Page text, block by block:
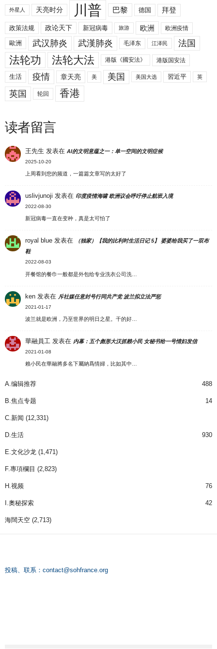
外星人 天亮时分 川普 巴黎 德国 拜登
政策法规 政论天下 新冠病毒 旅游 欧洲 欧洲疫情
歐洲 武汉肺炎 武漢肺炎 毛泽东 江泽民 法国
法轮功 法轮大法 港版《國安法》 港版国安法
生活 疫情 章天亮 美 美国 美国大选 習近平 英
英国 轮回 香港
读者留言
王先生 发表在AI的文明意蕴之一：单一空间的文明症候
2025-10-20
上周看到您的频道，一篇篇文章写的太好了
uslivjunoji 发表在 印度疫情海啸 欧洲议会呼吁停止航班入境
2022-08-30
新冠病毒一直在变种，真是太可怕了
royal blue 发表在
（独家）【我的比利时生活日记 5】 婆婆给我买了一双布
鞋
2022-08-03
开餐馆的餐巾一般都是外包给专业洗衣公司洗…
ken 发表在 斥社媒任意封号行同共产党 波兰拟立法严惩
2021-01-17
波兰就是欧洲，乃至世界的明日之星。干的好…
華融員工 发表在 内幕：五个彪形大汉抓赖小民 女秘书给一号情妇发信
2021-01-08
賴小民在華融將多名下屬納爲情婦，比如其中…
A.编辑推荐 488
B.焦点专题 14
C.新闻 (12,331)
D.生活 930
E.文化沙龙 (1,471)
F.專項欄目 (2,823)
H.视频 76
I.奧秘探索 42
海闊天空 (2,713)
投稿、联系： contact@sohfrance.org